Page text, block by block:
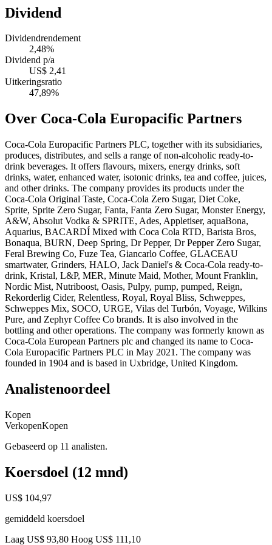
Dividend
Dividendrendement
2,48%
Dividend p/a
US$ 2,41
Uitkeringsratio
47,89%
Over Coca-Cola Europacific Partners
Coca-Cola Europacific Partners PLC, together with its subsidiaries,
produces, distributes, and sells a range of non-alcoholic ready-to-
drink beverages. It offers flavours, mixers, energy drinks, soft
drinks, water, enhanced water, isotonic drinks, tea and coffee, juices,
and other drinks. The company provides its products under the
Coca-Cola Original Taste, Coca-Cola Zero Sugar, Diet Coke,
Sprite, Sprite Zero Sugar, Fanta, Fanta Zero Sugar, Monster Energy,
A&W, Absolut Vodka & SPRITE, Ades, Appletiser, aquaBona,
Aquarius, BACARDÍ Mixed with Coca Cola RTD, Barista Bros,
Bonaqua, BURN, Deep Spring, Dr Pepper, Dr Pepper Zero Sugar,
Feral Brewing Co, Fuze Tea, Giancarlo Coffee, GLACEAU
smartwater, Grinders, HALO, Jack Daniel's & Coca-Cola ready-to-
drink, Kristal, L&P, MER, Minute Maid, Mother, Mount Franklin,
Nordic Mist, Nutriboost, Oasis, Pulpy, pump, pumped, Reign,
Rekorderlig Cider, Relentless, Royal, Royal Bliss, Schweppes,
Schweppes Mix, SOCO, URGE, Vilas del Turbón, Voyage, Wilkins
Pure, and Zephyr Coffee Co brands. It is also involved in the
bottling and other operations. The company was formerly known as
Coca-Cola European Partners plc and changed its name to Coca-
Cola Europacific Partners PLC in May 2021. The company was
founded in 1904 and is based in Uxbridge, United Kingdom.
Analistenoordeel
Kopen
VerkopenKopen
Gebaseerd op 11 analisten.
Koersdoel (12 mnd)
US$ 104,97
gemiddeld koersdoel
Laag US$ 93,80 Hoog US$ 111,10